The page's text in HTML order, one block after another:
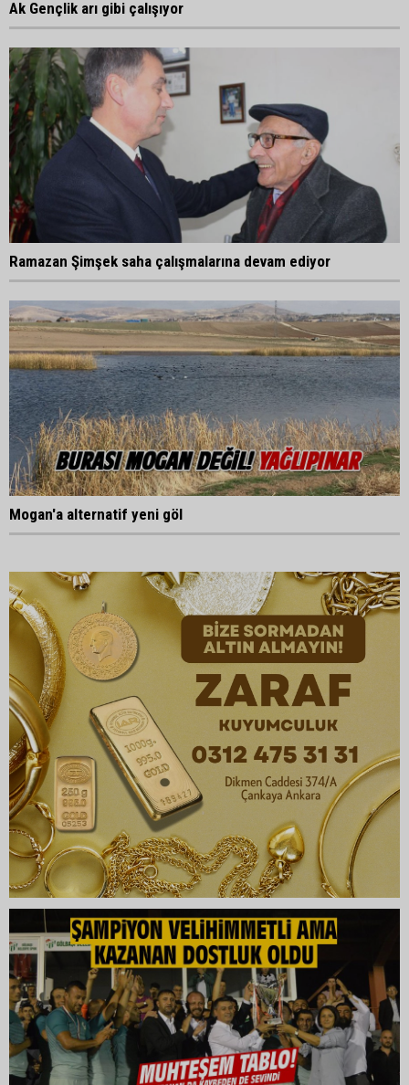
Ak Gençlik arı gibi çalışıyor
Ramazan Şimşek saha çalışmalarına devam ediyor
Mogan'a alternatif yeni göl